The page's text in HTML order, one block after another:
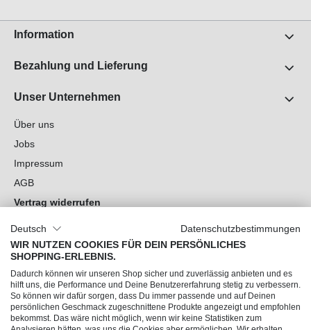
Information
Bezahlung und Lieferung
Unser Unternehmen
Über uns
Jobs
Impressum
AGB
Vertrag widerrufen
Cookie-Einstellungen
Du hast Fragen?
Unsere Socials
Deutsch
Datenschutzbestimmungen
WIR NUTZEN COOKIES FÜR DEIN PERSÖNLICHES
SHOPPING-ERLEBNIS.
Dadurch können wir unseren Shop sicher und zuverlässig anbieten und es
hilft uns, die Performance und Deine Benutzererfahrung stetig zu verbessern.
So können wir dafür sorgen, dass Du immer passende und auf Deinen
persönlichen Geschmack zugeschnittene Produkte angezeigt und empfohlen
bekommst. Das wäre nicht möglich, wenn wir keine Statistiken zum